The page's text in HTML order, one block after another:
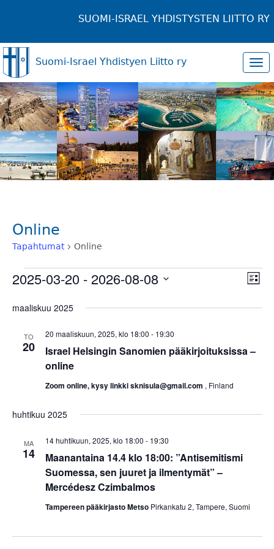
SUOMI-ISRAEL YHDISTYSTEN LIITTO RY
Suomi-Israel Yhdistyen Liitto ry
Online
Tapahtumat Online
Lista
2025-03-20 - 2026-08-08
päivä.
maaliskuu 2025
TO
20
Israel Helsingin Sanomien pääkirjoituksissa –
online
20 maaliskuun, 2025, klo 18:00 - 19:30
Zoom online, kysy linkki sknisula@gmail.com , Finland
huhtikuu 2025
MA
14
Maanantaina 14.4 klo 18:00: ”Antisemitismi
Suomessa, sen juuret ja ilmentymät” –
Mercédesz Czimbalmos
14 huhtikuun, 2025, klo 18:00 - 19:30
Tampereen pääkirjasto Metso Pirkankatu 2, Tampere, Suomi